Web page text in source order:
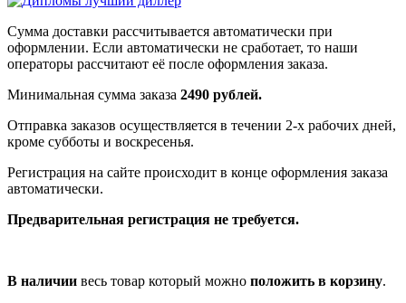
Сумма доставки рассчитывается автоматически при
оформлении. Если автоматически не сработает, то наши
операторы рассчитают её после оформления заказа.
Минимальная сумма заказа 2490 рублей.
Отправка заказов осуществляется в течении 2-х рабочих дней,
кроме субботы и воскресенья.
Регистрация на сайте происходит в конце оформления заказа
автоматически.
Предварительная регистрация не требуется.
В наличии весь товар который можно положить в корзину.